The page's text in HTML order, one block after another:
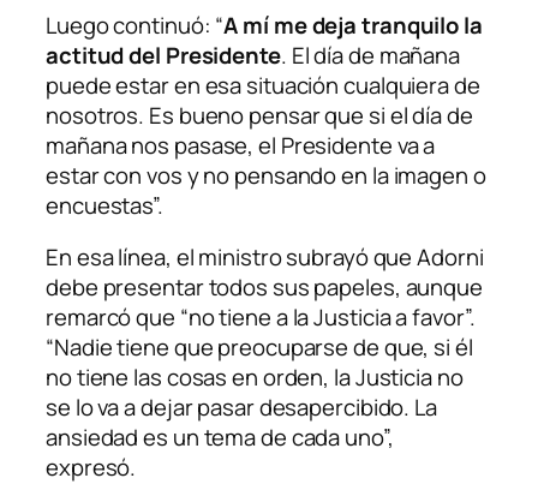
Luego continuó: “A mí me deja tranquilo la
actitud del Presidente. El día de mañana
puede estar en esa situación cualquiera de
nosotros. Es bueno pensar que si el día de
mañana nos pasase, el Presidente va a
estar con vos y no pensando en la imagen o
encuestas”.
En esa línea, el ministro subrayó que Adorni
debe presentar todos sus papeles, aunque
remarcó que “no tiene a la Justicia a favor”.
“Nadie tiene que preocuparse de que, si él
no tiene las cosas en orden, la Justicia no
se lo va a dejar pasar desapercibido. La
ansiedad es un tema de cada uno”,
expresó.